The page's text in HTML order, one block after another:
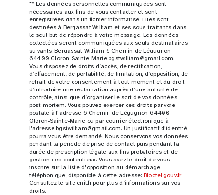
** Les données personnelles communiquées sont
nécessaires aux fins de vous contacter et sont
enregistrées dans un fichier informatisé. Elles sont
destinées à Bergassat William et ses sous-traitants dans
le seul but de répondre à votre message. Les données
collectées seront communiquées aux seuls destinataires
suivants: Bergassat William 6 Chemin de Légugnon
64400 Oloron-Sainte-Marie bgstwilliam@gmail.com.
Vous disposez de droits d’accès, de rectification,
d’effacement, de portabilité, de limitation, d’opposition, de
retrait de votre consentement à tout moment et du droit
d’introduire une réclamation auprès d’une autorité de
contrôle, ainsi que d’organiser le sort de vos données
post-mortem. Vous pouvez exercer ces droits par voie
postale à l'adresse 6 Chemin de Légugnon 64400
Oloron-Sainte-Marie ou par courrier électronique à
l'adresse bgstwilliam@gmail.com. Un justificatif d'identité
pourra vous être demandé. Nous conservons vos données
pendant la période de prise de contact puis pendant la
durée de prescription légale aux fins probatoires et de
gestion des contentieux. Vous avez le droit de vous
inscrire sur la liste d'opposition au démarchage
téléphonique, disponible à cette adresse: Bloctel.gouv.fr.
Consultez le site cnil.fr pour plus d’informations sur vos
droits.